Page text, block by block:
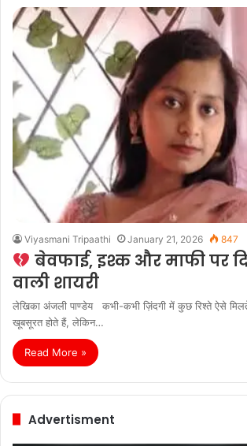
Viyasmani Tripaathi January 21, 2026 847
बेवफाई, इश्क और माफी पर
वाली शायरी
लेखिका अंजली पाण्डेय कभी-कभी ज़िंदगी में कुछ रिश्ते ऐसे
खूबसूरत होते हैं, लेकिन…
Read More »
Advertisment